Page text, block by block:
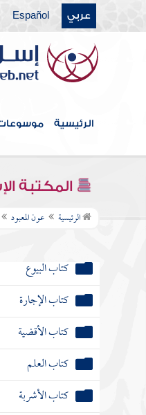
عربي Español
الرئيسية
المكتبة
الرئيسية عون المعبود
كتاب الجهاد
كتاب الضحايا
كتاب الصيد
كتاب الخراج
كتاب البيوع
كتاب الإجارة
كتاب الأقضية
كتاب العلم
كتاب الأشربة